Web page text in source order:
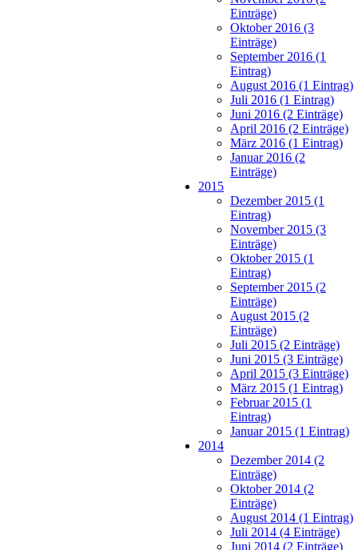
Einträge)
Oktober 2016 (3
Einträge)
September 2016 (1
Eintrag)
August 2016 (1 Eintrag)
Juli 2016 (1 Eintrag)
Juni 2016 (2 Einträge)
April 2016 (2 Einträge)
März 2016 (1 Eintrag)
Januar 2016 (2
Einträge)
2015
Dezember 2015 (1
Eintrag)
November 2015 (3
Einträge)
Oktober 2015 (1
Eintrag)
September 2015 (2
Einträge)
August 2015 (2
Einträge)
Juli 2015 (2 Einträge)
Juni 2015 (3 Einträge)
April 2015 (3 Einträge)
März 2015 (1 Eintrag)
Februar 2015 (1
Eintrag)
Januar 2015 (1 Eintrag)
2014
Dezember 2014 (2
Einträge)
Oktober 2014 (2
Einträge)
August 2014 (1 Eintrag)
Juli 2014 (4 Einträge)
Juni 2014 (2 Einträge)